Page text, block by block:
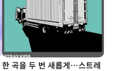
한 곡을 두 번 새롭게…스트레